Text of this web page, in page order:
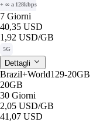
+ ∞ a 128kbps
7 Giorni
40,35 USD
1,92 USD/GB
5G
Dettagli
Brazil+World129-20GB
20GB
30 Giorni
2,05 USD/GB
41,07 USD